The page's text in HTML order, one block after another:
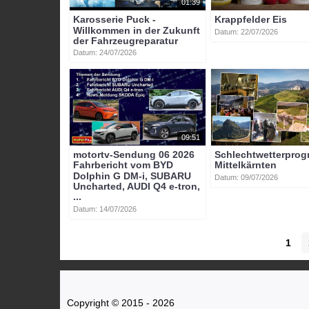
01:39
Karosserie Puck -
Willkommen in der Zukunft
der Fahrzeugreparatur
Datum: 24/07/2026
Krappfelder Eis
Datum: 22/07/2026
09:51
motortv-Sendung 06 2026
Fahrbericht vom BYD
Dolphin G DM-i, SUBARU
Uncharted, AUDI Q4 e-tron,
...
Datum: 14/07/2026
Mittelkärnten
Datum: 09/07/2026
1
Copyright © 2015 - 2026